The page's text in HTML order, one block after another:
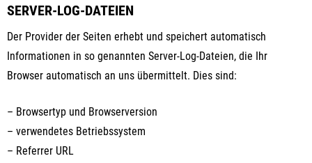
SERVER-LOG-DATEIEN
Der Provider der Seiten erhebt und speichert automatisch
Informationen in so genannten Server-Log-Dateien, die Ihr
Browser automatisch an uns übermittelt. Dies sind:
– Browsertyp und Browserversion
– verwendetes Betriebssystem
– Referrer URL